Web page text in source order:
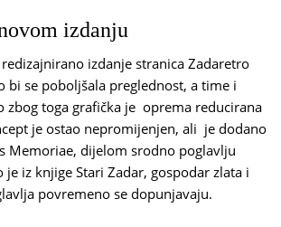
izdanju
izdanje stranica Zadaretro
bi se poboljšala preglednost, a time i
zbog toga grafička je oprema reducirana
je ostao nepromijenjen, ali je dodano
Memoriae, dijelom srodno poglavlju
je iz knjige Stari Zadar, gospodar zlata i
povremeno se dopunjavaju.